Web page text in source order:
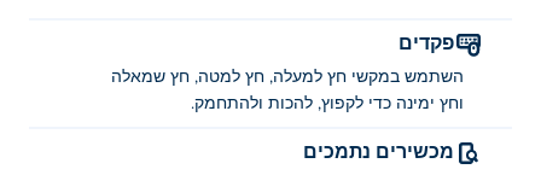
פקדים
השתמש במקשי חץ למעלה, חץ למטה, חץ שמאלה
וחץ ימינה כדי לקפוץ, להכות ולהתחמק.
מכשירים נתמכים